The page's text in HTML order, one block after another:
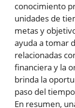
conocimiento
unidades de
metas y
ayuda a tomar
relacionadas
financiera y la
brinda la
paso del
En resumen,